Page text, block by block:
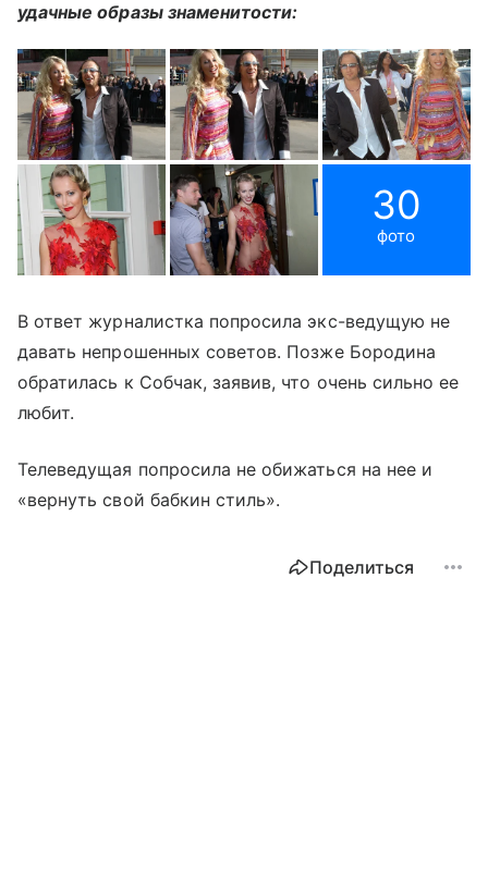
удачные образы знаменитости:
30
фото
В ответ журналистка попросила экс-ведущую не
давать непрошенных советов. Позже Бородина
обратилась к Собчак, заявив, что очень сильно ее
любит.
Телеведущая попросила не обижаться на нее и
«вернуть свой бабкин стиль».
Поделиться